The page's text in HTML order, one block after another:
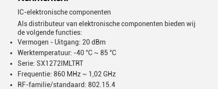
IC-elektronische componenten
Als distributeur van elektronische componenten bieden wij
de volgende functies:
Vermogen - Uitgang: 20 dBm
Werktemperatuur: -40 °C ~ 85 °C
Serie: SX1272IMLTRT
Frequentie: 860 MHz ~ 1,02 GHz
RF-familie/standaard: 802.15.4